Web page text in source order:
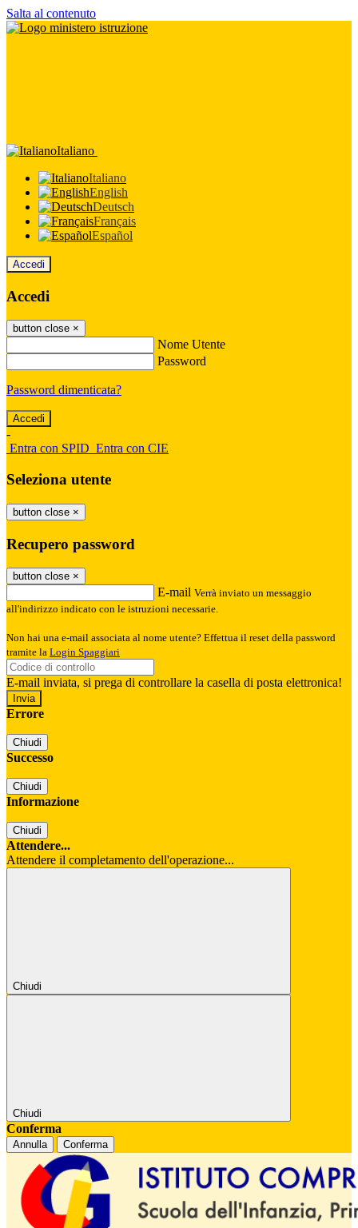
Salta al contenuto
Italiano
Italiano
English
Deutsch
Français
Español
Accedi
Accedi
button close ×
Nome Utente
Password
Password dimenticata?
-
Entra con SPID Entra con CIE
Seleziona utente
button close ×
Recupero password
button close ×
E-mail Verrà inviato un messaggio
all'indirizzo indicato con le istruzioni necessarie.
Non hai una e-mail associata al nome utente? Effettua il reset della password
tramite la Login Spaggiari
E-mail inviata, si prega di controllare la casella di posta elettronica!
Errore
Chiudi
Successo
Chiudi
Informazione
Chiudi
Attendere...
Attendere il completamento dell'operazione...
Chiudi
Chiudi
Conferma
Annulla Conferma